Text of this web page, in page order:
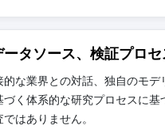
ップ
地
のリ
市場アクセスを支
配する販売代理店
やチャネルパート
ナー
企
アッ
特定の用途やエン
ドユースに特化し
タソース、検証プロセ
な業界との対話、独自のモデ
く体系的な研究プロセスに基
はありません。